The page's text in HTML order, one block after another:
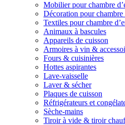
Mobilier pour chambre
Décoration pour chambre
Textiles pour chambre
Animaux à bascules
Appareils de cuisson
Armoires à vin &
Fours & cuisinières
Hottes aspirantes
Lave-vaisselle
Laver & sécher
Plaques de cuisson
Réfrigérateurs et
Sèche-mains
Tiroir à vide & tiroir